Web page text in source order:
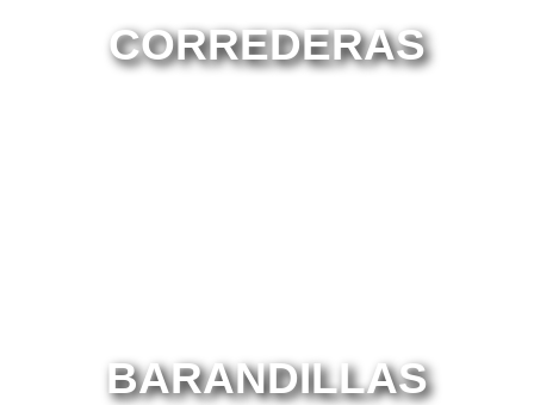
CORREDERAS
BARANDILLAS